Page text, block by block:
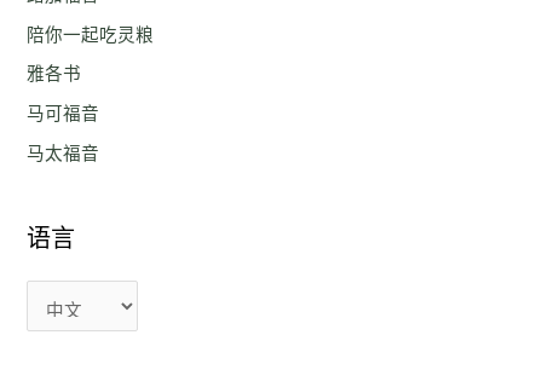
陪你一起吃灵粮
雅各书
马可福音
马太福音
语言